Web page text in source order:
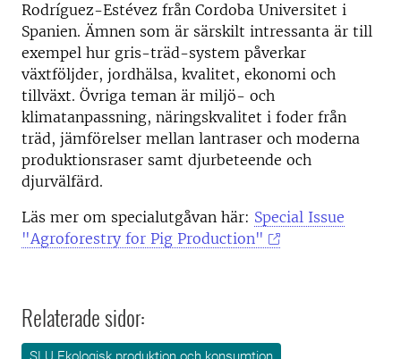
Rodríguez-Estévez från Cordoba Universitet i
Spanien. Ämnen som är särskilt intressanta är till
exempel hur gris-träd-system påverkar
växtföljder, jordhälsa, kvalitet, ekonomi och
tillväxt. Övriga teman är miljö- och
klimatanpassning, näringskvalitet i foder från
träd, jämförelser mellan lantraser och moderna
produktionsraser samt djurbeteende och
djurvälfärd.
Läs mer om specialutgåvan här: Special Issue
"Agroforestry for Pig Production"
Relaterade sidor: